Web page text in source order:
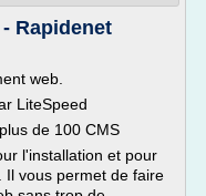
Rapidenet
web.
LiteSpeed
de 100 CMS
l'installation et pour
Il vous permet de faire